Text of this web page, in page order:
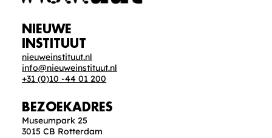
NIEUWE
INSTITUUT
nieuweinstituut.nl
info@nieuweinstituut.nl
+31 (0)10 -44 01 200
BEZOEKADRES
Museumpark 25
3015 CB Rotterdam